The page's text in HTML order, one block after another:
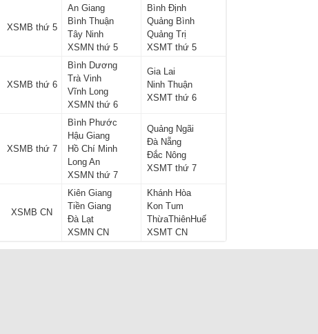
XSMB thứ 5
An Giang
Bình Thuận
Tây Ninh
XSMN thứ 5
Bình Định
Quảng Bình
Quảng Trị
XSMT thứ 5
XSMB thứ 6
Bình Dương
Trà Vinh
Vĩnh Long
XSMN thứ 6
Gia Lai
Ninh Thuận
XSMT thứ 6
XSMB thứ 7
Bình Phước
Hậu Giang
Hồ Chí Minh
Long An
XSMN thứ 7
Quảng Ngãi
Đà Nẵng
Đắc Nông
XSMT thứ 7
XSMB CN
Kiên Giang
Tiền Giang
Đà Lạt
XSMN CN
Khánh Hòa
Kon Tum
ThừaThiênHuế
XSMT CN